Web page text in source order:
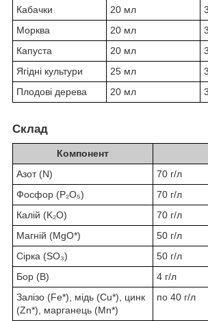
Кабачки
20 мл
Морква
20 мл
Капуста
20 мл
Ягідні культури
25 мл
Плодові дерева
20 мл
Склад
Компонент
Азот (N)
70 г/л
Фосфор (P₂O₅)
70 г/л
Калій (K₂O)
70 г/л
Магній (MgO*)
50 г/л
Сірка (SO₃)
50 г/л
Бор (B)
4 г/л
Залізо (Fe*), мідь (Cu*), цинк
(Zn*), марганець (Mn*)
по 40 г/л